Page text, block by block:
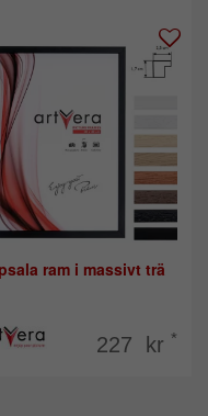
ram i massivt trä
227 kr *